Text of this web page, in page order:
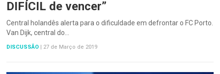
DIFÍCIL de vencer”
Central holandês alerta para o dificuldade em defrontar o FC Porto.
Van Dijk, central do…
DISCUSSÃO 27 de Março de 2019